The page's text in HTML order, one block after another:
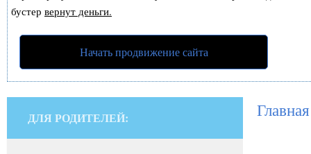
бустер вернут деньги.
Начать продвижение сайта
Главная
ДЛЯ РОДИТЕЛЕЙ: